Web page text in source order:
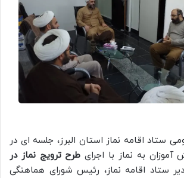
ستاد اقامه نماز استان البرز، جلسه ای در
به نماز با اجرای طرح ترویج نماز در
ستاد اقامه نماز، رئیس شورای هماهنگی